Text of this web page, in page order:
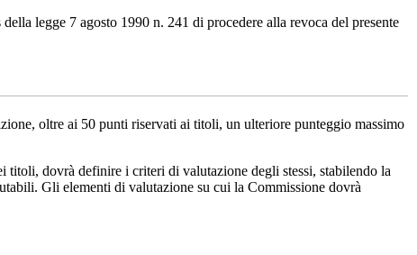
legge 7 agosto 1990 n. 241 di procedere alla revoca del presente
oltre ai 50 punti riservati ai titoli, un ulteriore punteggio massimo
titoli, dovrà definire i criteri di valutazione degli stessi, stabilendo la
Gli elementi di valutazione su cui la Commissione dovrà